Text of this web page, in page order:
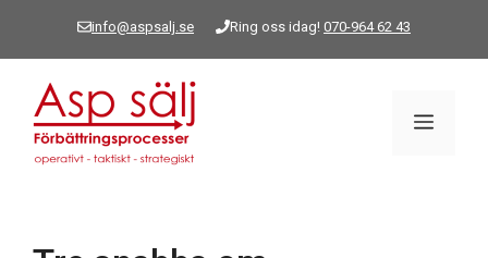
info@aspsalj.se Ring oss idag! 070-964 62 43
Meny